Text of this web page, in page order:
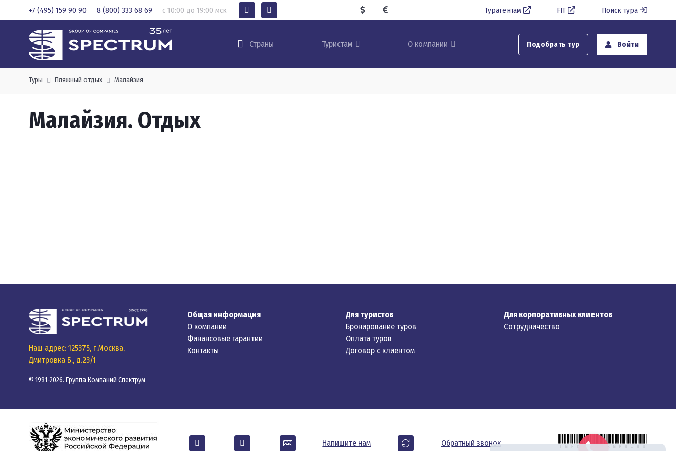
+7 (495) 159 90 90 8 (800) 333 68 69 с 10:00 до 19:00 мск Турагентам FIT Поиск тура
Страны Туристам О компании Подобрать тур Войти
Туры Пляжный отдых Малайзия
Малайзия. Отдых
Наш адрес: 125375, г.Москва,
Дмитровка Б., д.23/1
© 1991-2026. Группа Компаний Спектрум
Общая информация
О компании
Финансовые гарантии
Контакты
Для туристов
Бронирование туров
Оплата туров
Договор с клиентом
Для корпоративных клиентов
Сотрудничество
Напишите нам Обратный звонок